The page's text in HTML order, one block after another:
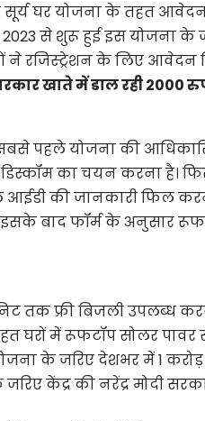
सूर्य घर योजना के तहत
2023 से शुरू हुई इस योजना के
रजिस्ट्रेशन के लिए आवेदन
खाते में डाल रही 2000
पहले योजना की
का चयन करना है।
आईडी की जानकारी फिल
बाद फॉर्म के अनुसार
तक फ्री बिजली उपलब्ध
घरों में रूफटॉप सोलर पावर
के जरिए देशभर में 1 करोड़
केंद्र की नरेंद्र मोदी